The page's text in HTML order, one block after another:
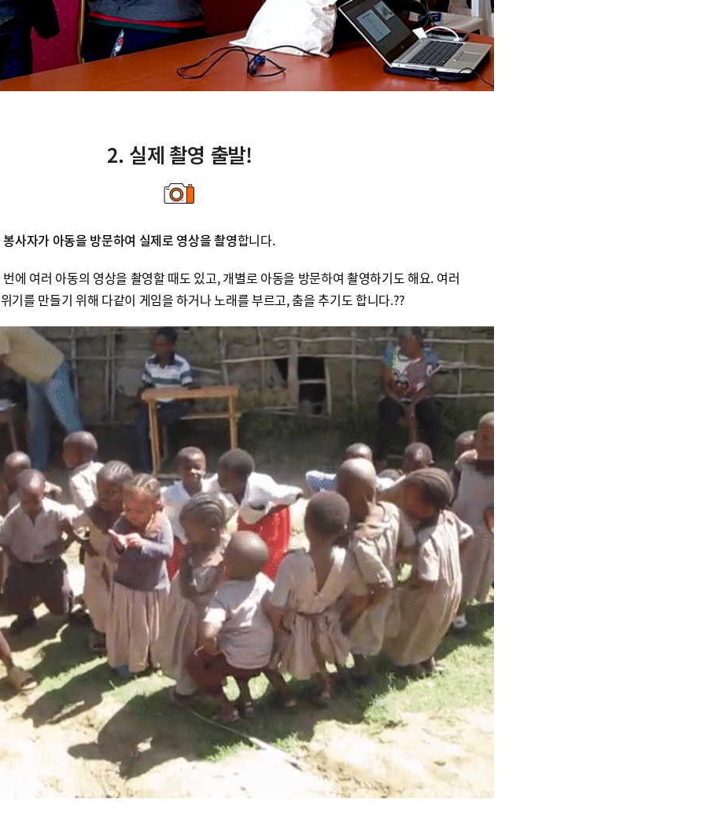
2. 실제 촬영 출발!
사자가 아동을 방문하여 실제로 영상을 촬영합니다.
에 여러 아동의 영상을 촬영할 때도 있고, 개별로 아동을 방문하여 촬영하기도 해요. 여러
기를 만들기 위해 다같이 게임을 하거나 노래를 부르고, 춤을 추기도 합니다.??